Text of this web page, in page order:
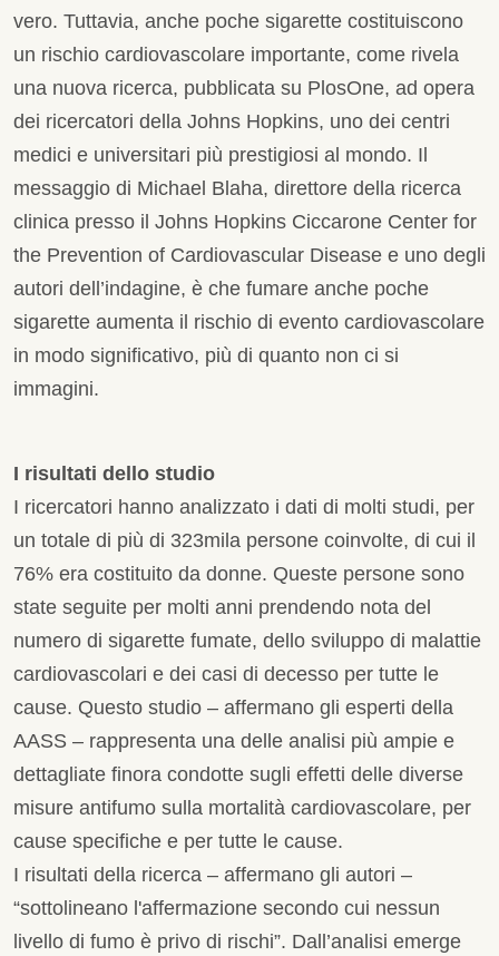
vero. Tuttavia, anche poche sigarette costituiscono
un rischio cardiovascolare importante, come rivela
una nuova ricerca, pubblicata su PlosOne, ad opera
dei ricercatori della Johns Hopkins, uno dei centri
medici e universitari più prestigiosi al mondo. Il
messaggio di Michael Blaha, direttore della ricerca
clinica presso il Johns Hopkins Ciccarone Center for
the Prevention of Cardiovascular Disease e uno degli
autori dell’indagine, è che fumare anche poche
sigarette aumenta il rischio di evento cardiovascolare
in modo significativo, più di quanto non ci si
immagini.
I risultati dello studio
I ricercatori hanno analizzato i dati di molti studi, per
un totale di più di 323mila persone coinvolte, di cui il
76% era costituito da donne. Queste persone sono
state seguite per molti anni prendendo nota del
numero di sigarette fumate, dello sviluppo di malattie
cardiovascolari e dei casi di decesso per tutte le
cause. Questo studio – affermano gli esperti della
AASS – rappresenta una delle analisi più ampie e
dettagliate finora condotte sugli effetti delle diverse
misure antifumo sulla mortalità cardiovascolare, per
cause specifiche e per tutte le cause.
I risultati della ricerca – affermano gli autori –
“sottolineano l'affermazione secondo cui nessun
livello di fumo è privo di rischi”. Dall’analisi emerge